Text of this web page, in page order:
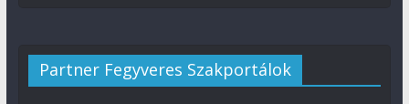
Partner Fegyveres Szakportálok